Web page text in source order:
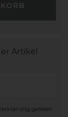
Artikel
gelesen